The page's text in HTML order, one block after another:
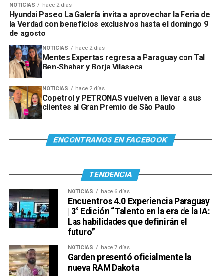
NOTICIAS hace 2 días
Hyundai Paseo La Galería invita a aprovechar la Feria de
la Verdad con beneficios exclusivos hasta el domingo 9
de agosto
NOTICIAS hace 2 días
Mentes Expertas regresa a Paraguay con Tal
Ben-Shahar y Borja Vilaseca
NOTICIAS hace 2 días
Copetrol y PETRONAS vuelven a llevar a sus
clientes al Gran Premio de São Paulo
ENCONTRANOS EN FACEBOOK
TENDENCIA
NOTICIAS hace 6 días
Encuentros 4.0 Experiencia Paraguay
| 3° Edición “Talento en la era de la IA:
Las habilidades que definirán el
futuro”
NOTICIAS hace 7 días
Garden presentó oficialmente la
nueva RAM Dakota